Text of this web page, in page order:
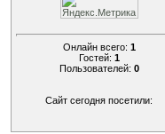
Онлайн всего: 1
Гостей: 1
Пользователей: 0
Сайт сегодня посетили: